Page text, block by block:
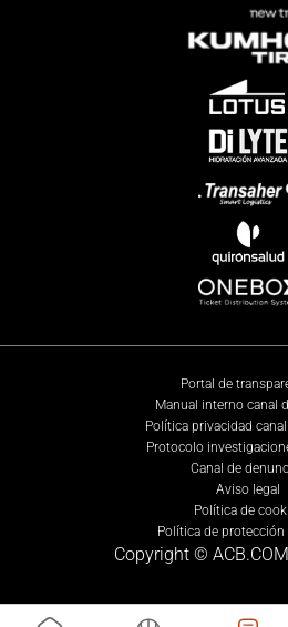
Portal de
Manual interno canal
Política privacidad
Protocolo
Canal de
Aviso legal
Política de
Política de protección
Copyright ©